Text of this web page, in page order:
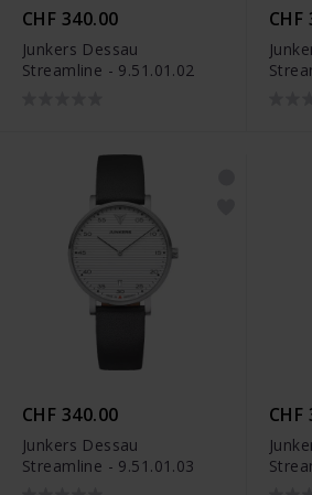
CHF 340.00
Junkers Dessau
Streamline - 9.51.01.02
CHF
CHF 340.00
Junkers Dessau
Streamline - 9.51.01.03
CHF